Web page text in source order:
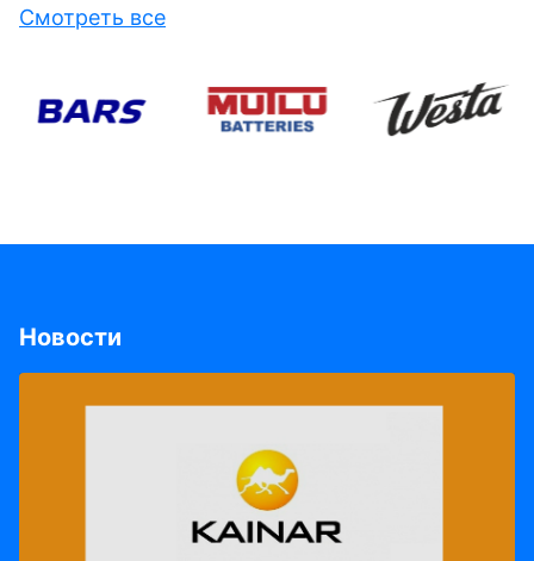
Смотреть все
Новости